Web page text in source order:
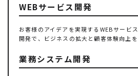
WEBサービス開発
お客様のアイデアを実現するWEBサービ
開発で、ビジネスの拡大と顧客体験向上を
業務システム開発